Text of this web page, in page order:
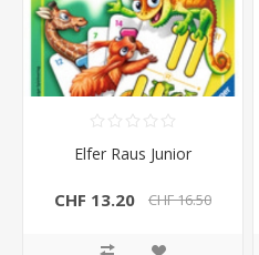
Elfer Raus Junior
CHF 13.20 CHF 16.50